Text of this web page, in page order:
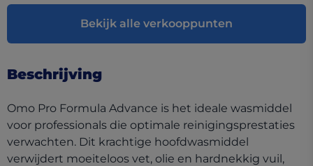
Bekijk alle verkooppunten
Beschrijving
Omo Pro Formula Advance is het ideale wasmiddel
voor professionals die optimale reinigingsprestaties
verwachten. Dit krachtige hoofdwasmiddel
verwijdert moeiteloos vet, olie en hardnekkig vuil,